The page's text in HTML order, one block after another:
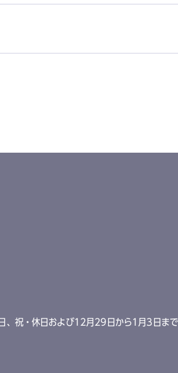
祝・休日および12月29日から1月3日まで